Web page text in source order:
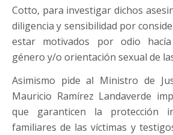
Cotto, para investigar dichos
diligencia y sensibilidad por
estar motivados por odio
género y/o orientación sexual de
Asimismo pide al Ministro de
Mauricio Ramírez Landaverde
que garanticen la protección
familiares de las víctimas y